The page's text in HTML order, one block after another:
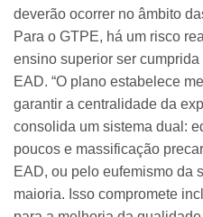
deverão ocorrer no âmbito
Para o GTPE, há um risco
ensino superior ser
EAD. “O plano estabelece
garantir a centralidade da
consolida um sistema dual:
poucos e massificação
EAD, ou pelo eufemismo da
maioria. Isso compromete